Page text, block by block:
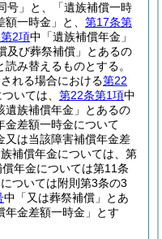
号」と、「遺族補償一時
一時金」と、 第17条第
2項中「遺族補償年金」
及び葬祭補償」とあるの
み替えるものとする。
れる場合における第22
いては、 第22条第1項中
遺族補償年金」とあるの
金差額一時金について
又は当該障害補償年金差
補償年金については、第
年金については第11条
ついては附則第3条の3
中「又は葬祭補償」とあ
年金差額一時金」とす